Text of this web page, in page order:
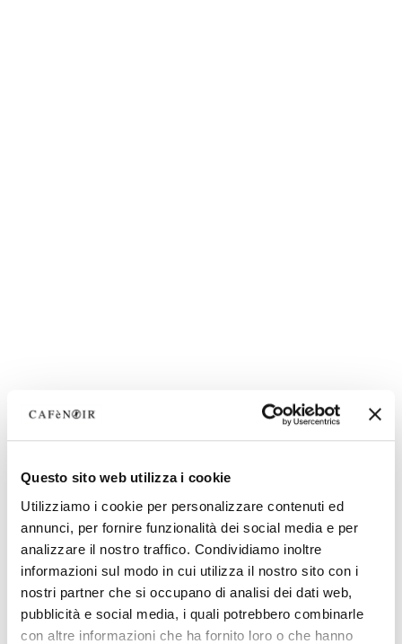
Questo sito web utilizza i cookie
Utilizziamo i cookie per personalizzare contenuti ed
annunci, per fornire funzionalità dei social media e per
analizzare il nostro traffico. Condividiamo inoltre
informazioni sul modo in cui utilizza il nostro sito con i
nostri partner che si occupano di analisi dei dati web,
pubblicità e social media, i quali potrebbero combinarle
con altre informazioni che ha fornito loro o che hanno